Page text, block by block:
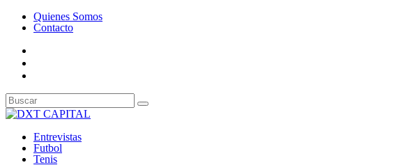
Quienes Somos
Contacto
Entrevistas
Futbol
Tenis